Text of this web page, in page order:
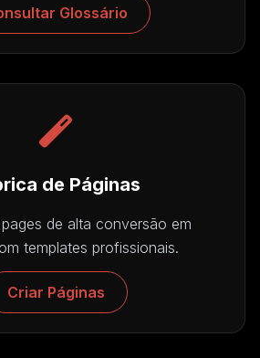
Glossário
de Páginas
de alta conversão em
templates profissionais.
Criar Páginas